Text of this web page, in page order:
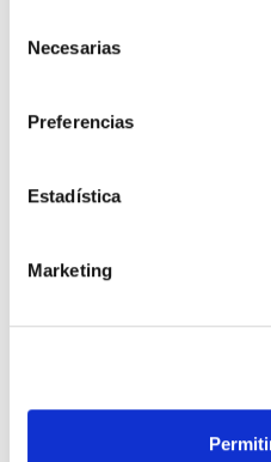
Necesarias
Preferencias
Estadística
Marketing
estética
molestias que puede